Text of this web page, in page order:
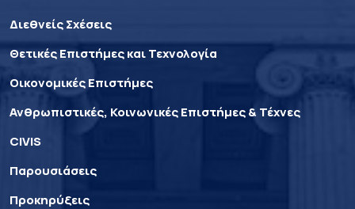
Διεθνείς Σχέσεις
Θετικές Επιστήμες και Τεχνολογία
Οικονομικές Επιστήμες
Ανθρωπιστικές, Κοινωνικές Επιστήμες & Τέχνες
CIVIS
Παρουσιάσεις
Προκηρύξεις